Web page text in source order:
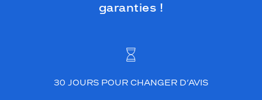
garanties !
30 JOURS POUR CHANGER D’AVIS